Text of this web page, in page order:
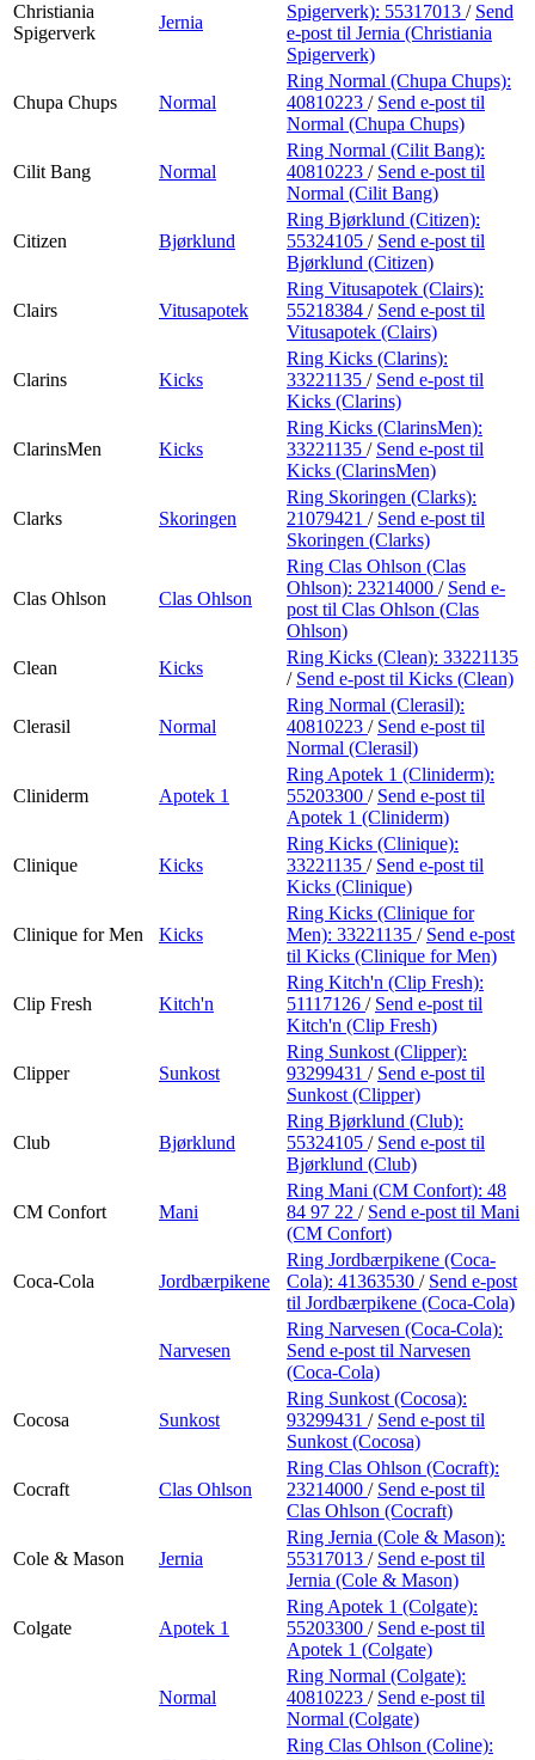
Christiania
Spigerverk
Jernia
Spigerverk): 55317013 / Send
e-post til Jernia (Christiania
Spigerverk)
Chupa Chups Normal
Ring Normal (Chupa Chups):
40810223 / Send e-post til
Normal (Chupa Chups)
Cilit Bang Normal
Ring Normal (Cilit Bang):
40810223 / Send e-post til
Normal (Cilit Bang)
Citizen Bjørklund
Ring Bjørklund (Citizen):
55324105 / Send e-post til
Bjørklund (Citizen)
Clairs Vitusapotek
Ring Vitusapotek (Clairs):
55218384 / Send e-post til
Vitusapotek (Clairs)
Clarins Kicks
Ring Kicks (Clarins):
33221135 / Send e-post til
Kicks (Clarins)
ClarinsMen Kicks
Ring Kicks (ClarinsMen):
33221135 / Send e-post til
Kicks (ClarinsMen)
Clarks Skoringen
Ring Skoringen (Clarks):
21079421 / Send e-post til
Skoringen (Clarks)
Clas Ohlson Clas Ohlson
Ring Clas Ohlson (Clas
Ohlson): 23214000 / Send e-
post til Clas Ohlson (Clas
Ohlson)
Clean
Kicks
Ring Kicks (Clean): 33221135
/ Send e-post til Kicks (Clean)
Clerasil Normal
Ring Normal (Clerasil):
40810223 / Send e-post til
Normal (Clerasil)
Cliniderm Apotek 1
Ring Apotek 1 (Cliniderm):
55203300 / Send e-post til
Apotek 1 (Cliniderm)
Clinique Kicks
Ring Kicks (Clinique):
33221135 / Send e-post til
Kicks (Clinique)
Clinique for Men Kicks
Ring Kicks (Clinique for
Men): 33221135 / Send e-post
til Kicks (Clinique for Men)
Clip Fresh Kitch'n
Ring Kitch'n (Clip Fresh):
51117126 / Send e-post til
Kitch'n (Clip Fresh)
Clipper Sunkost
Ring Sunkost (Clipper):
93299431 / Send e-post til
Sunkost (Clipper)
Club Bjørklund
Ring Bjørklund (Club):
55324105 / Send e-post til
Bjørklund (Club)
CM Confort Mani
Ring Mani (CM Confort): 48
84 97 22 / Send e-post til Mani
(CM Confort)
Coca-Cola Jordbærpikene
Ring Jordbærpikene (Coca-
Cola): 41363530 / Send e-post
til Jordbærpikene (Coca-Cola)
Narvesen
Ring Narvesen (Coca-Cola):
Send e-post til Narvesen
(Coca-Cola)
Cocosa Sunkost
Ring Sunkost (Cocosa):
93299431 / Send e-post til
Sunkost (Cocosa)
Cocraft Clas Ohlson
Ring Clas Ohlson (Cocraft):
23214000 / Send e-post til
Clas Ohlson (Cocraft)
Cole & Mason Jernia
Ring Jernia (Cole & Mason):
55317013 / Send e-post til
Jernia (Cole & Mason)
Colgate Apotek 1
Ring Apotek 1 (Colgate):
55203300 / Send e-post til
Apotek 1 (Colgate)
Normal
Ring Normal (Colgate):
40810223 / Send e-post til
Normal (Colgate)
Ring Clas Ohlson (Coline):